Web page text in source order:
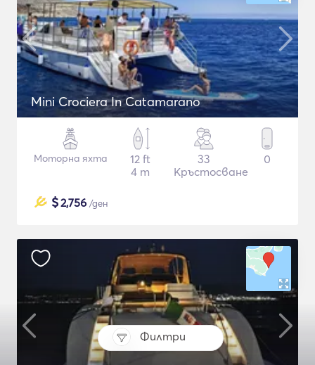
Филтри
Mini Crociera In Catamarano
Моторна яхта
12 ft
4 m
33
Кръстосване
0
$2,756 /ден